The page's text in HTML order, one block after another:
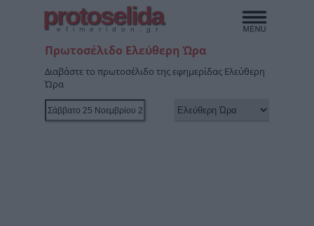
protoselida
efimeridon.gr
Πρωτοσέλιδο Ελεύθερη Ώρα
Διαβάστε το πρωτοσέλιδο της εφημερίδας Ελεύθερη
Ώρα